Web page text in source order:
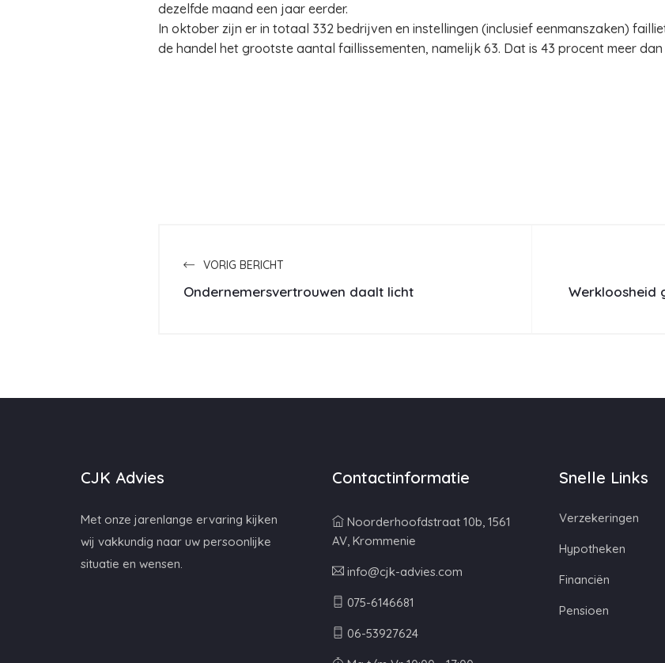
dezelfde maand een jaar eerder.
In oktober zijn er in totaal 332 bedrijven en instellingen (inclusief eenmanszaken)
de handel het grootste aantal faillissementen, namelijk 63. Dat is 43 procent meer dan
VORIG BERICHT
Ondernemersvertrouwen daalt licht Werkloosheid
CJK Advies
Met onze jarenlange ervaring kijken
wij vakkundig naar uw persoonlijke
situatie en wensen.
Contactinformatie
Noorderhoofdstraat 10b, 1561
AV, Krommenie
info@cjk-advies.com
075-6146681
06-53927624
Snelle Links
Verzekeringen
Hypotheken
Financiën
Pensioen